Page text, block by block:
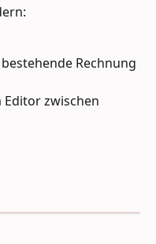
Rechnung
Editor zwischen